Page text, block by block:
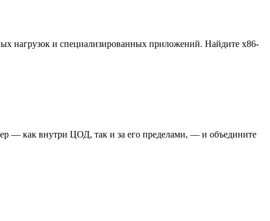
нагрузок и специализированных приложений. Найдите x86-
— как внутри ЦОД, так и за его пределами, — и объедините